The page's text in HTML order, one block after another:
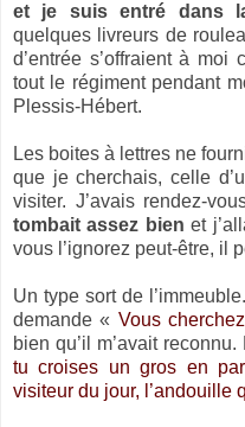
et je suis entré dans
quelques livreurs de
d’entrée s’offraient à moi
tout le régiment pendant
Plessis-Hébert.
Les boites à lettres ne
que je cherchais, celle
visiter. J’avais rendez-
tombait assez bienet
vous l’ignorez peut-être, il
Un type sort de
demande « Vous
bien qu’il m’avait
tu croises un gros en
visiteur du jour, l’andouille